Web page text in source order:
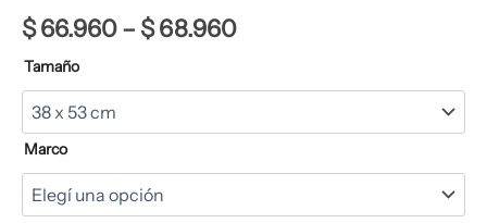
$66.960– $68.960
Tamaño
Marco